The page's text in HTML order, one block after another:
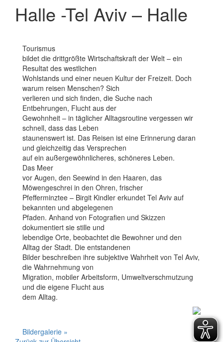
Halle -Tel Aviv – Halle
Tourismus
bildet die drittgrößte Wirtschaftskraft der Welt – ein
Resultat des westlichen
Wohlstands und einer neuen Kultur der Freizeit. Doch
warum reisen Menschen? Sich
verlieren und sich finden, die Suche nach
Entbehrungen, Flucht aus der
Gewohnheit – in täglicher Alltagsroutine vergessen wir
schnell, dass das Leben
staunenswert ist. Das Reisen ist eine Erinnerung daran
und gleichzeitig das Versprechen
auf ein außergewöhnlicheres, schöneres Leben.
Das Meer
vor Augen, den Seewind in den Haaren, das
Möwengeschrei in den Ohren, frischer
Pfefferminztee – Birgit Kindler erkundet Tel Aviv auf
bekannten und abgelegenen
Pfaden. Anhand von Fotografien und Skizzen
dokumentiert sie stille und
lebendige Orte, beobachtet die Bewohner und den
Alltag der Stadt. Die entstandenen
Bilder beschreiben ihre subjektive Wahrheit von Tel Aviv,
die Wahrnehmung von
Migration, mobiler Arbeitsform, Umweltverschmutzung
und die eigene Flucht aus
dem Alltag.
Bildergalerie »